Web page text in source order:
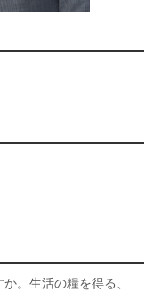
。生活の糧を得る、